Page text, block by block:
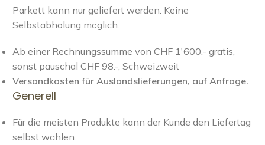
Parkett kann nur geliefert werden. Keine
Selbstabholung möglich.
Ab einer Rechnungssumme von CHF 1'600.- gratis,
sonst pauschal CHF 98.-, Schweizweit
Versandkosten für Auslandslieferungen, auf Anfrage.
Generell
Für die meisten Produkte kann der Kunde den Liefertag
selbst wählen.